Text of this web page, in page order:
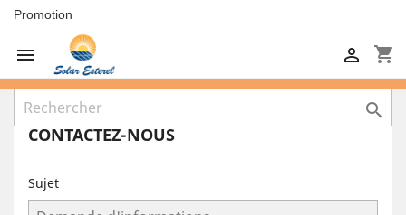
Promotion
 shopping_cart


CONTACTEZ-NOUS
Sujet